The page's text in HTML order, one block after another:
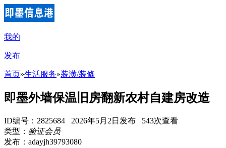
我的
发布
首页»生活服务»装潢/装修
即墨外墙保温旧房翻新农村自建房改造
ID编号：2825684 2026年5月2日发布 543次查看
类型： 验证会员
发布：adayjh39793080